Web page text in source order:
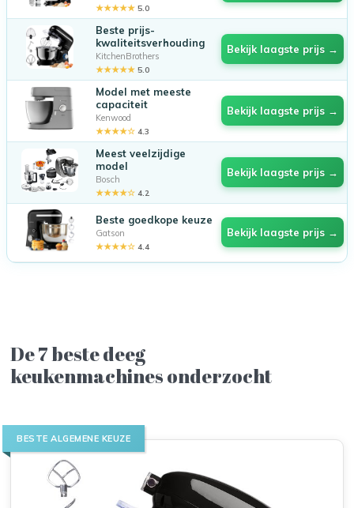
★★★★★ 5.0
Beste prijs-
kwaliteitsverhouding
KitchenBrothers
★★★★★ 5.0
Bekijk laagste prijs →
Model met meeste
capaciteit
Kenwood
★★★★☆ 4.3
Bekijk laagste prijs →
Meest veelzijdige
model
Bosch
★★★★☆ 4.2
Bekijk laagste prijs →
Beste goedkope keuze
Gatson
★★★★☆ 4.4
Bekijk laagste prijs →
De 7 beste deeg
keukenmachines onderzocht
BESTE ALGEMENE KEUZE